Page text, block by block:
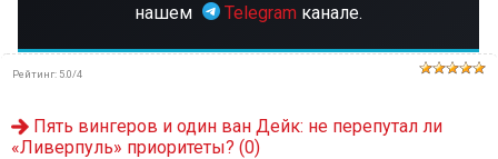
нашем
Telegram канале.
Рейтинг: 5.0/4
Пять вингеров и один ван Дейк: не перепутал ли
«Ливерпуль» приоритеты? (0)